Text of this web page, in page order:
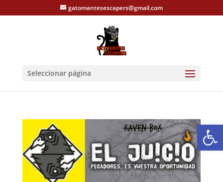
gatomantesescapers@gmail.com
Seleccionar página